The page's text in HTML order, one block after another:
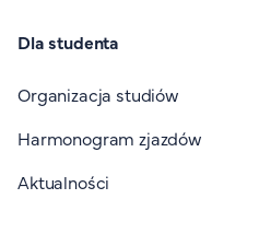
Dla studenta
Organizacja studiów
Harmonogram zjazdów
Aktualności